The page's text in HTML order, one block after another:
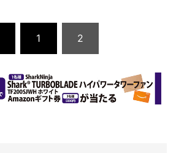
1 2